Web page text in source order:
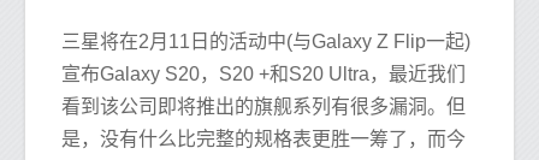
三星将在2月11日的活动中(与Galaxy Z Flip一起)
宣布Galaxy S20，S20 +和S20 Ultra，最近我们
看到该公司即将推出的旗舰系列有很多漏洞。但
是，没有什么比完整的规格表更胜一筹了，而今